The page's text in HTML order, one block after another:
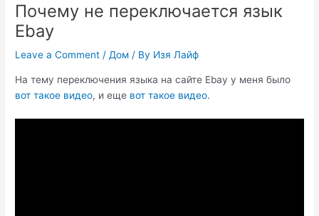
Почему не переключается язык
Ebay
Leave a Comment /Дом / By Изя Лайф
На тему переключения языка на сайте Ebay у меня было
вот такое видео, и еще вот такое видео.